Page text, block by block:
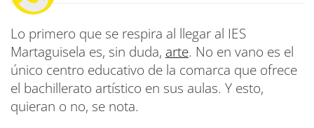
Lo primero que se respira al llegar al IES
Martaguisela es, sin duda, arte. No en vano es el
único centro educativo de la comarca que ofrece
el bachillerato artístico en sus aulas. Y esto,
quieran o no, se nota.